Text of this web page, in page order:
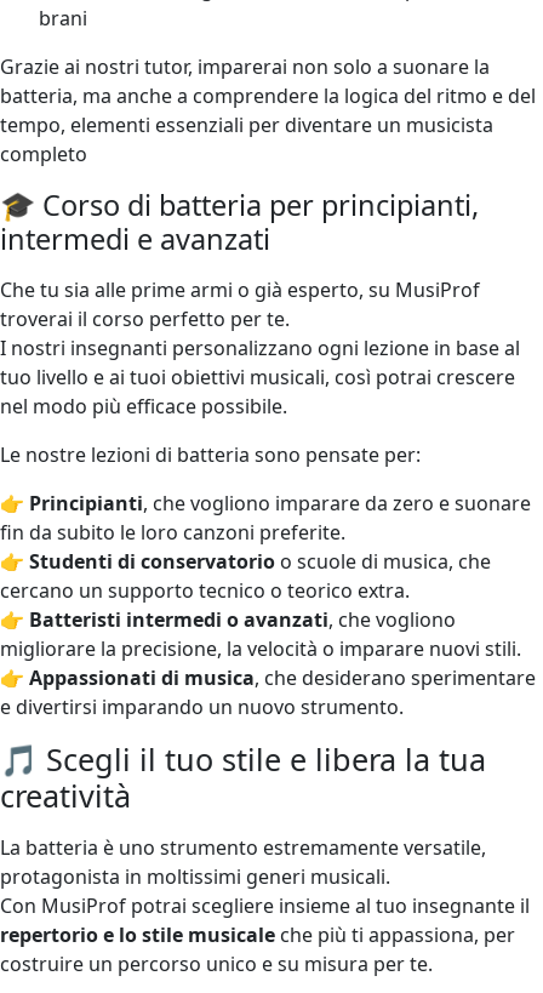
brani
Grazie ai nostri tutor, imparerai non solo a suonare la
batteria, ma anche a comprendere la logica del ritmo e del
tempo, elementi essenziali per diventare un musicista
completo
🎓 Corso di batteria per principianti,
intermedi e avanzati
Che tu sia alle prime armi o già esperto, su MusiProf
troverai il corso perfetto per te.
I nostri insegnanti personalizzano ogni lezione in base al
tuo livello e ai tuoi obiettivi musicali, così potrai crescere
nel modo più efficace possibile.
Le nostre lezioni di batteria sono pensate per:
👉 Principianti, che vogliono imparare da zero e suonare
fin da subito le loro canzoni preferite.
👉 Studenti di conservatorio o scuole di musica, che
cercano un supporto tecnico o teorico extra.
👉 Batteristi intermedi o avanzati, che vogliono
migliorare la precisione, la velocità o imparare nuovi stili.
👉 Appassionati di musica, che desiderano sperimentare
e divertirsi imparando un nuovo strumento.
🎵 Scegli il tuo stile e libera la tua
creatività
La batteria è uno strumento estremamente versatile,
protagonista in moltissimi generi musicali.
Con MusiProf potrai scegliere insieme al tuo insegnante il
repertorio e lo stile musicale che più ti appassiona, per
costruire un percorso unico e su misura per te.